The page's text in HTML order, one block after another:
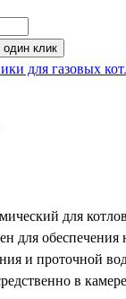
один клик
для газовых
для котлов
для обеспечения
и проточной
в